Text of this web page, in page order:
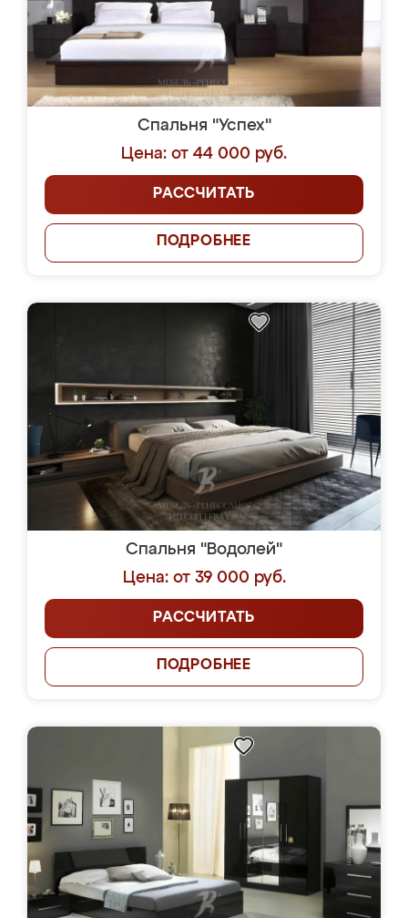
Спальня "Успех"
Цена: от 44 000 руб.
РАССЧИТАТЬ
ПОДРОБНЕЕ
Спальня "Водолей"
Цена: от 39 000 руб.
РАССЧИТАТЬ
ПОДРОБНЕЕ